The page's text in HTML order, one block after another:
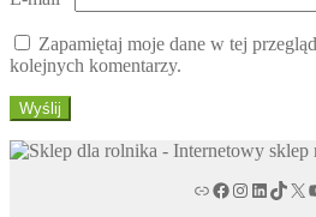
Zapamiętaj moje dane w tej
kolejnych komentarzy.
agroprofil.pl
Facebook magazyn rolniczy Agro Profilmagazyn rolniczy Agro Profil na portalu Instagram
magazyn rolniczy Agro Profil w serwisie
magazyn rolniczy Agro Profil w
X